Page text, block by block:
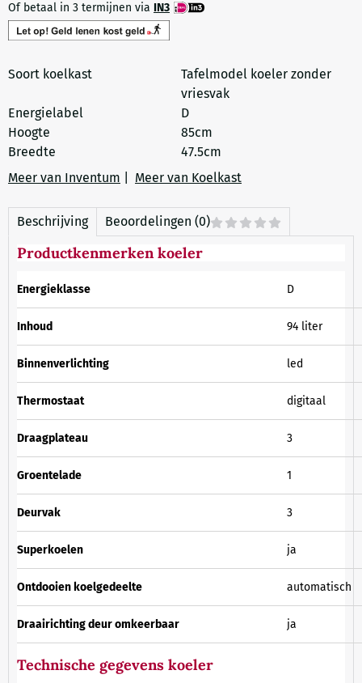
Of betaal in 3 termijnen via IN3
Soort koelkast
Tafelmodel koeler zonder
vriesvak
Energielabel
D
Hoogte
85cm
Breedte
47.5cm
Meer van Inventum
Meer van Koelkast
Beschrijving Beoordelingen (0)
Productkenmerken koeler
Energieklasse D
Inhoud 94 liter
Binnenverlichting led
Thermostaat digitaal
Draagplateau 3
Groentelade 1
Deurvak 3
Superkoelen ja
Ontdooien koelgedeelte automatisch
Draairichting deur omkeerbaar ja
Technische gegevens koeler